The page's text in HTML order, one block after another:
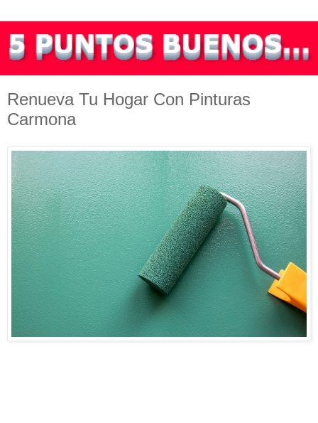
Renueva Tu Hogar Con Pinturas
Carmona